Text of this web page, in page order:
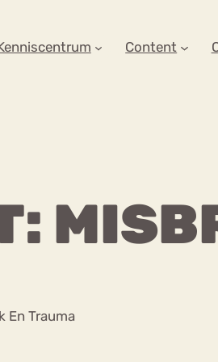
Content
En Trauma
OP